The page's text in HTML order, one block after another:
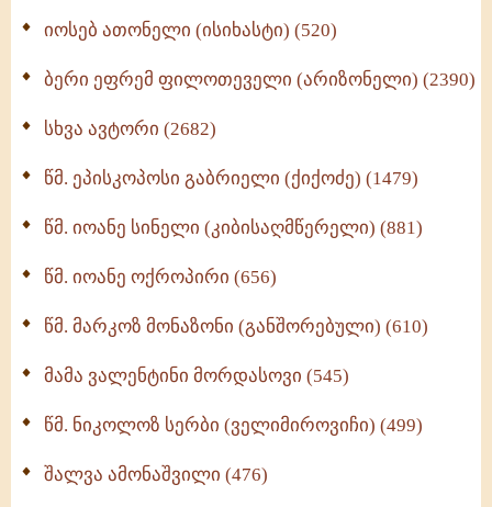
ქადაგებანი გაბრიელ ეპისკოპოსისა - II ტომი
სულიერი ცხოვრების სახელმძღვანელო -
ნაწილი II (369)
იოსებ ათონელი (ისიხასტი) (520)
ბერი ეფრემ ფილოთეველი (არიზონელი) (2390)
სხვა ავტორი (2682)
წმ. ეპისკოპოსი გაბრიელი (ქიქოძე) (1479)
წმ. იოანე სინელი (კიბისაღმწერელი) (881)
წმ. იოანე ოქროპირი (656)
წმ. მარკოზ მონაზონი (განშორებული) (610)
მამა ვალენტინი მორდასოვი (545)
წმ. ნიკოლოზ სერბი (ველიმიროვიჩი) (499)
შალვა ამონაშვილი (476)